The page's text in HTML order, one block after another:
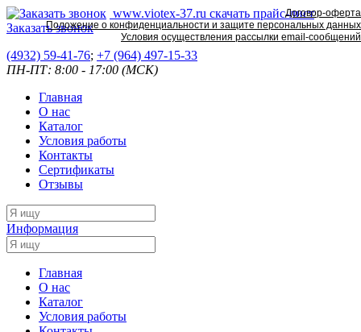
www.viotex-37.ru скачать прайс-лист
Заказать звонок
(4932) 59-41-76; +7 (964) 497-15-33
ПН-ПТ: 8:00 - 17:00 (МСК)
Главная
О нас
Каталог
Условия работы
Контакты
Сертификаты
Отзывы
Информация
Главная
О нас
Каталог
Условия работы
Договор-оферта
Положение о конфиденциальности и защите персональных данных
Условия осуществления рассылки email-сообщений